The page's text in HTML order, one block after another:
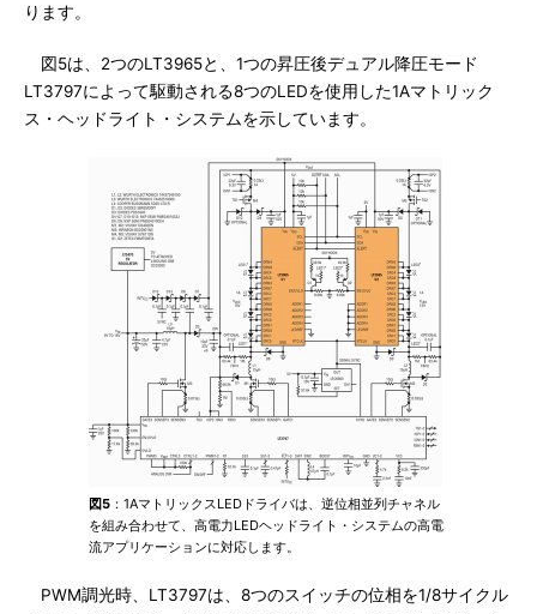
ります。
図5は、2つのLT3965と、1つの昇圧後デュアル降圧モード
LT3797によって駆動される8つのLEDを使用した1Aマトリック
ス・ヘッドライト・システムを示しています。
図5 ：1AマトリックスLEDドライバは、逆位相並列チャネル
を組み合わせて、高電力LEDヘッドライト・システムの高電
流アプリケーションに対応します。
PWM調光時、LT3797は、8つのスイッチの位相を1/8サイクル